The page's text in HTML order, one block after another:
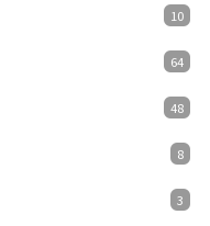
10
64
48
8
3